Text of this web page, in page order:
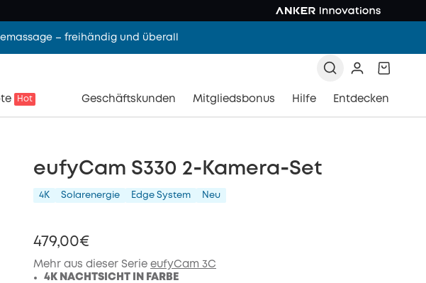
– freihändig und überall
Hot Geschäftskunden Mitgliedsbonus Hilfe Entdecken
eufyCam S330 2‑Kamera‑Set
4K Solarenergie Edge System Neu
479,00€
Mehr aus dieser Serie eufyCam 3C
4K NACHTSICHT IN FARBE